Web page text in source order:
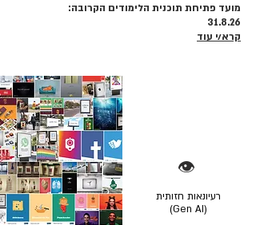
מועד פתיחת תוכנית הלימודים הקרובה:
31.8.26
קרא/י עוד
👁️
רעיונאות חזותית
(Gen AI)